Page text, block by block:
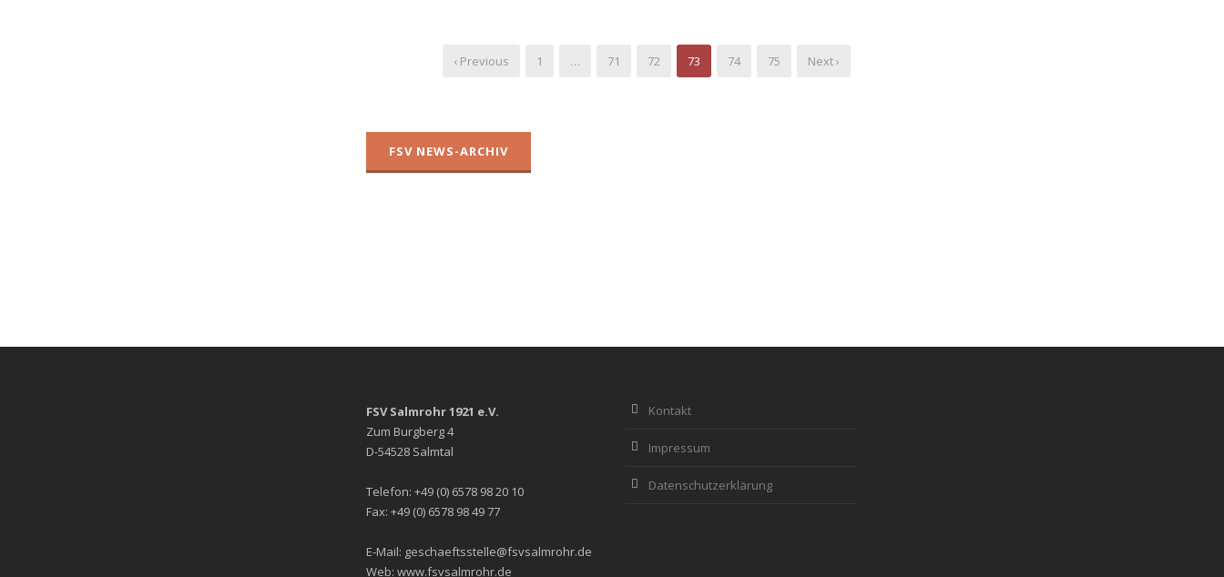
‹ Previous 1 … 71 72 73 74 75 Next ›
FSV NEWS-ARCHIV
FSV Salmrohr 1921 e.V.
Zum Burgberg 4
D-54528 Salmtal
Telefon: +49 (0) 6578 98 20 10
Fax: +49 (0) 6578 98 49 77
E-Mail: geschaeftsstelle@fsvsalmrohr.de
Web: www.fsvsalmrohr.de
Kontakt
Impressum
Datenschutzerklärung